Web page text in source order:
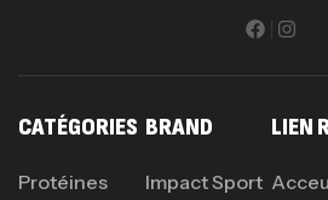
7Nutrition
د.ت150
CATÉGORIES
Protéines
BRAND
Impact Sport
LIEN